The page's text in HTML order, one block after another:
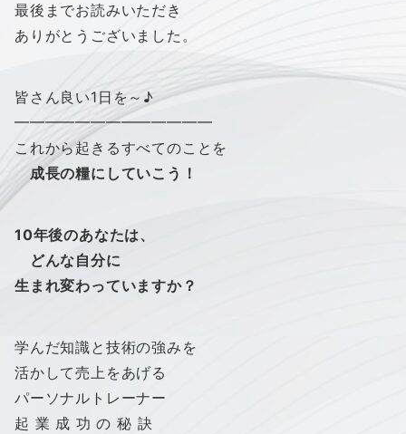
最後までお読みいただき
ありがとうございました。
皆さん良い1日を～♪
━━━━━━━━━━━━━
これから起きるすべてのことを
成長の糧にしていこう！
10年後のあなたは、
どんな自分に
生まれ変わっていますか？
学んだ知識と技術の強みを
活かして売上をあげる
パーソナルトレーナー
起 業 成 功 の 秘 訣